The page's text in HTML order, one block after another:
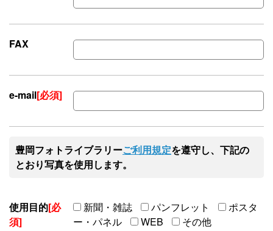
FAX
e-mail[必須]
豊岡フォトライブラリーご利用規定を遵守し、下記の
とおり写真を使用します。
使用目的[必
須]
新聞・雑誌 パンフレット
ポスタ
ー・パネル
WEB その他